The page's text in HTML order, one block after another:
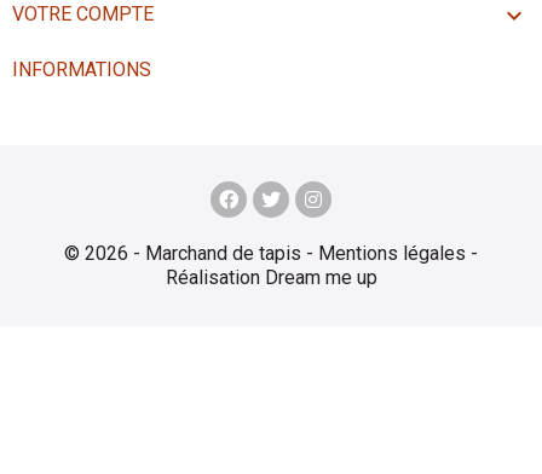
VOTRE COMPTE 
INFORMATIONS
© 2026 - Marchand de tapis - Mentions légales -
Réalisation Dream me up